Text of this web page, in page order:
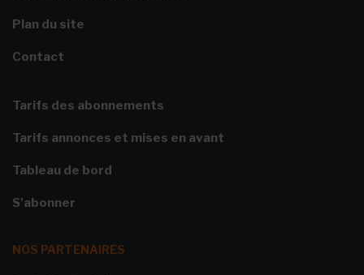
Plan du site
Contact
Tarifs des abonnements
Tarifs annonces et mises en avant
Tableau de bord
S'abonner
NOS PARTENAIRES